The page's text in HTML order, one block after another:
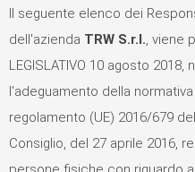
Il seguente elenco dei
dell'azienda TRW S.r.l., viene
LEGISLATIVO 10 agosto
l'adeguamento della
regolamento (UE) 2016/679
Consiglio, del 27 aprile 2016,